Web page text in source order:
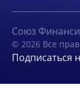
Союз
© 2026 Все
Подписаться